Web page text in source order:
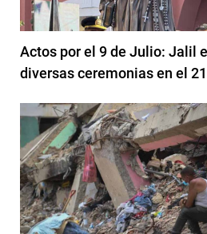
Actos por el 9 de Julio: Jalil
diversas ceremonias en el